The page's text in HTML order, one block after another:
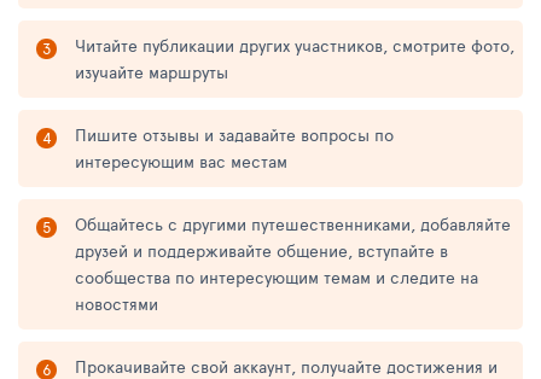
Читайте публикации других участников, смотрите фото,
изучайте маршруты
Пишите отзывы и задавайте вопросы по
интересующим вас местам
Общайтесь с другими путешественниками, добавляйте
друзей и поддерживайте общение, вступайте в
сообщества по интересующим темам и следите на
новостями
Прокачивайте свой аккаунт, получайте достижения и